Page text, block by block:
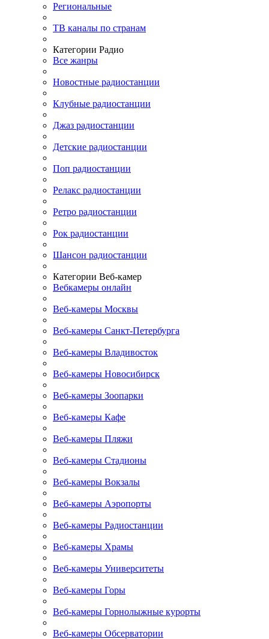
Региональные
ТВ каналы по странам
Категории Радио
Все жанры
Новостные радиостанции
Клубные радиостанции
Джаз радиостанции
Детские радиостанции
Поп радиостанции
Релакс радиостанции
Ретро радиостанции
Рок радиостанции
Шансон радиостанции
Категории Веб-камер
Вебкамеры онлайн
Веб-камеры Москвы
Веб-камеры Санкт-Петербурга
Веб-камеры Владивосток
Веб-камеры Новосибирск
Веб-камеры Зоопарки
Веб-камеры Кафе
Веб-камеры Пляжи
Веб-камеры Стадионы
Веб-камеры Вокзалы
Веб-камеры Аэропорты
Веб-камеры Радиостанции
Веб-камеры Храмы
Веб-камеры Университеты
Веб-камеры Горы
Веб-камеры Горнолыжные курорты
Веб-камеры Обсерватории